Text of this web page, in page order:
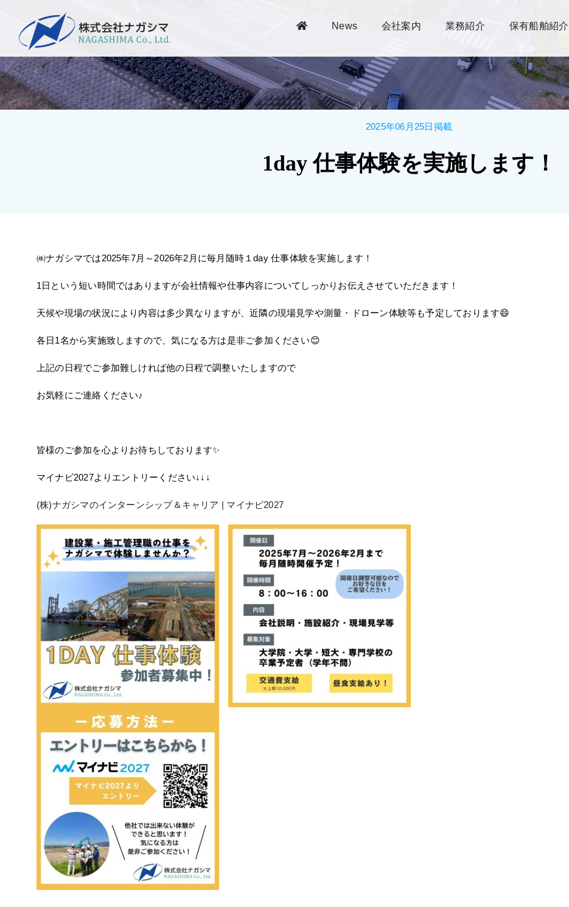
content
News 会社案内 業務紹介 保有船舶紹介
2025年06月25日掲載
1day 仕事体験を実施します！
㈱ナガシマでは2025年7月～2026年2月に毎月随時１day 仕事体験を実施します！
1日という短い時間ではありますが会社情報や仕事内容についてしっかりお伝えさせていただきます！
天候や現場の状況により内容は多少異なりますが、近隣の現場見学や測量・ドローン体験等も予定しております😄
各日1名から実施致しますので、気になる方は是非ご参加ください😊
上記の日程でご参加難しければ他の日程で調整いたしますので
お気軽にご連絡ください♪
皆様のご参加を心よりお待ちしております✨
マイナビ2027よりエントリーください↓↓↓
(株)ナガシマのインターンシップ＆キャリア | マイナビ2027